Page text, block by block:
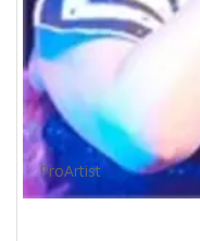
ProArtist